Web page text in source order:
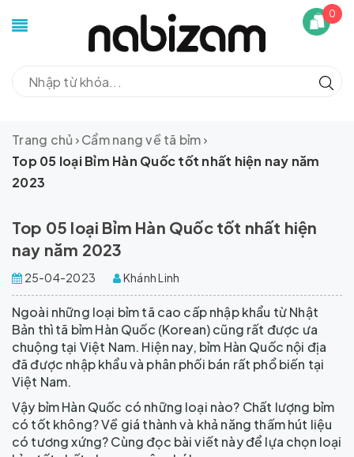
0
Trang chủ
Cẩm nang về tã bỉm
Top 05 loại Bỉm Hàn Quốc tốt nhất hiện nay năm
2023
Top 05 loại Bỉm Hàn Quốc tốt nhất hiện
nay năm 2023
25-04-2023 Khánh Linh
Ngoài những loại bỉm tã cao cấp nhập khẩu từ Nhật
Bản thì tã bỉm Hàn Quốc (Korean) cũng rất được ưa
chuộng tại Việt Nam. Hiện nay, bỉm Hàn Quốc nội địa
đã được nhập khẩu và phân phối bán rất phổ biến tại
Việt Nam.
Vậy bỉm Hàn Quốc có những loại nào? Chất lượng bỉm
có tốt không? Về giá thành và khả năng thấm hút liệu
có tương xứng? Cùng đọc bài viết này để lựa chọn loại